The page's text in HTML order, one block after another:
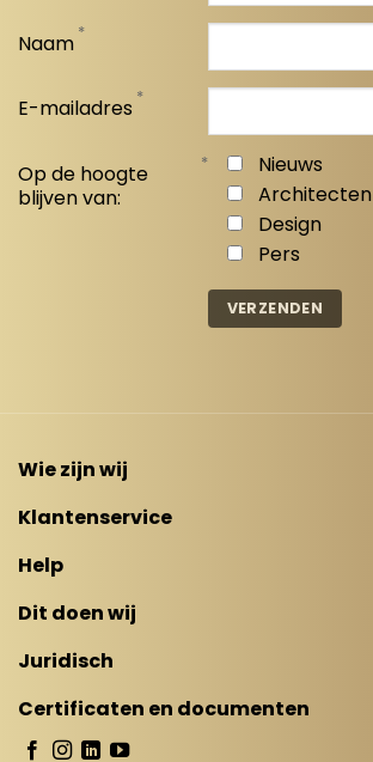
Naam *
E-mailadres *
Op de hoogte
blijven van:
*
Nieuws
Architecten
Design
Pers
Wie zijn wij
Klantenservice
Help
Dit doen wij
Juridisch
Certificaten en documenten